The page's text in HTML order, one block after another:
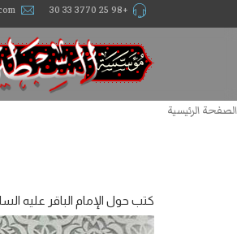
+98 25 3770 33 30
الصفحة الرئيسية
كتب حول الإمام الباقر عليه